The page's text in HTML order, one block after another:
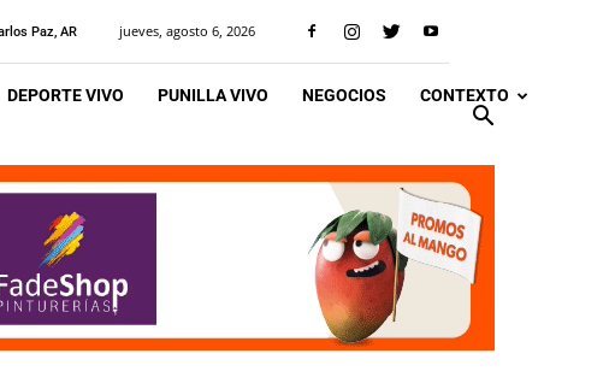
Paz, AR jueves, agosto 6, 2026
DEPORTE VIVO PUNILLA VIVO NEGOCIOS CONTEXTO